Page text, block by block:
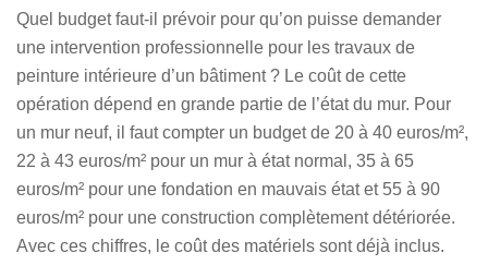
Quel budget faut-il prévoir pour qu’on puisse demander
une intervention professionnelle pour les travaux de
peinture intérieure d’un bâtiment ? Le coût de cette
opération dépend en grande partie de l’état du mur. Pour
un mur neuf, il faut compter un budget de 20 à 40 euros/m²,
22 à 43 euros/m² pour un mur à état normal, 35 à 65
euros/m² pour une fondation en mauvais état et 55 à 90
euros/m² pour une construction complètement détériorée.
Avec ces chiffres, le coût des matériels sont déjà inclus.